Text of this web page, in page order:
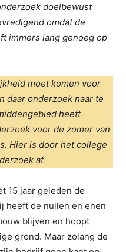
doelbewust
omdat de
immers lang genoeg op
moet komen voor
daar onderzoek naar te
heeft
voor de zomer van
Hier is door het college
af.
15 jaar geleden de
heeft de nullen en enen
blijven en hoopt
grond. Maar zolang de